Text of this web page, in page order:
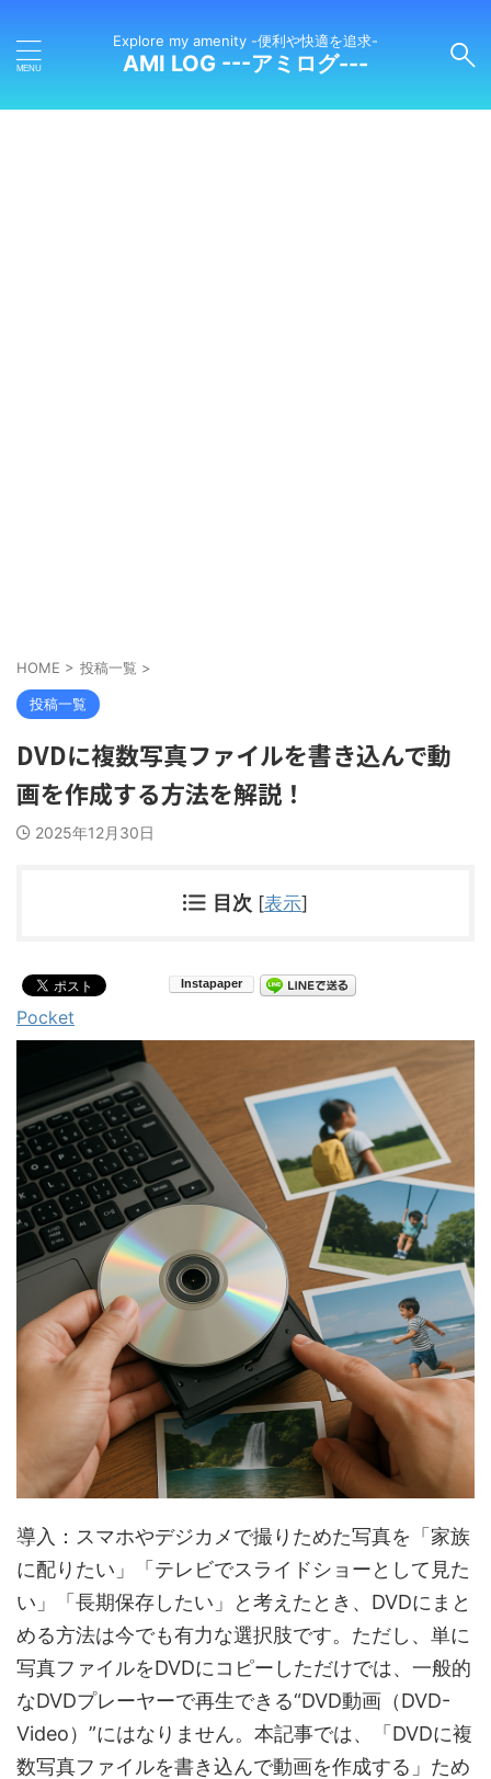
Explore my amenity -便利や快適を追求-
AMI LOG ---アミログ---
HOME > 投稿一覧 >
投稿一覧
DVDに複数写真ファイルを書き込んで動
画を作成する方法を解説！
2025年12月30日
目次 [表示]
Pocket
導入：スマホやデジカメで撮りためた写真を「家族
に配りたい」「テレビでスライドショーとして見た
い」「長期保存したい」と考えたとき、DVDにまと
める方法は今でも有力な選択肢です。ただし、単に
写真ファイルをDVDにコピーしただけでは、一般的
なDVDプレーヤーで再生できる“DVD動画（DVD-
Video）”にはなりません。本記事では、「DVDに複
数写真ファイルを書き込んで動画を作成する」ため